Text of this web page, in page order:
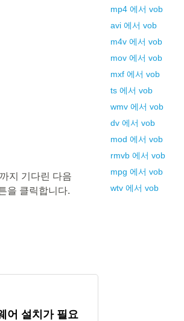
지 기다린 다음
을 클릭합니다.
어 설치가 필요
mp4 에서 vob
avi 에서 vob
m4v 에서 vob
mov 에서 vob
mxf 에서 vob
ts 에서 vob
wmv 에서 vob
dv 에서 vob
mod 에서 vob
rmvb 에서 vob
mpg 에서 vob
wtv 에서 vob